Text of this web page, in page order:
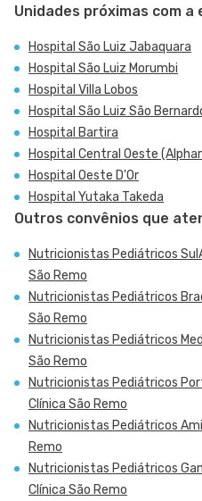
Unidades próximas com a
Hospital São Luiz Jabaquara
Hospital São Luiz Morumbi
Hospital Villa Lobos
Hospital São Luiz São
Hospital Bartira
Hospital Central Oeste
Hospital Oeste D'Or
Hospital Yutaka Takeda
Outros convênios que
Nutricionistas Pediátricos
São Remo
Nutricionistas Pediátricos
São Remo
Nutricionistas Pediátricos
São Remo
Nutricionistas Pediátricos
Clínica São Remo
Nutricionistas Pediátricos
Remo
Nutricionistas Pediátricos
Clínica São Remo